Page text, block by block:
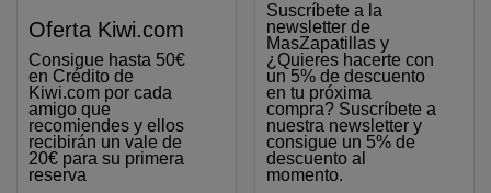
Oferta Kiwi.com
Consigue hasta 50€
en Crédito de
Kiwi.com por cada
amigo que
recomiendes y ellos
recibirán un vale de
20€ para su primera
reserva
Suscríbete a la
newsletter de
MasZapatillas y
¿Quieres hacerte con
un 5% de descuento
en tu próxima
compra? Suscríbete a
nuestra newsletter y
consigue un 5% de
descuento al
momento.